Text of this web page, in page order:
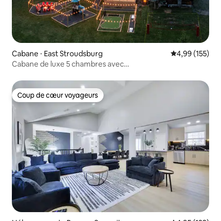
Cabane ⋅ East Stroudsburg Évaluation
4,99 (155)
Cabane de luxe 5 chambres avec
Coup de cœur voyageurs
Coup de cœur voyageurs